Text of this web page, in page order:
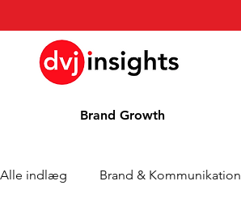
Brand Growth
Alle indlæg Brand & Kommunikation